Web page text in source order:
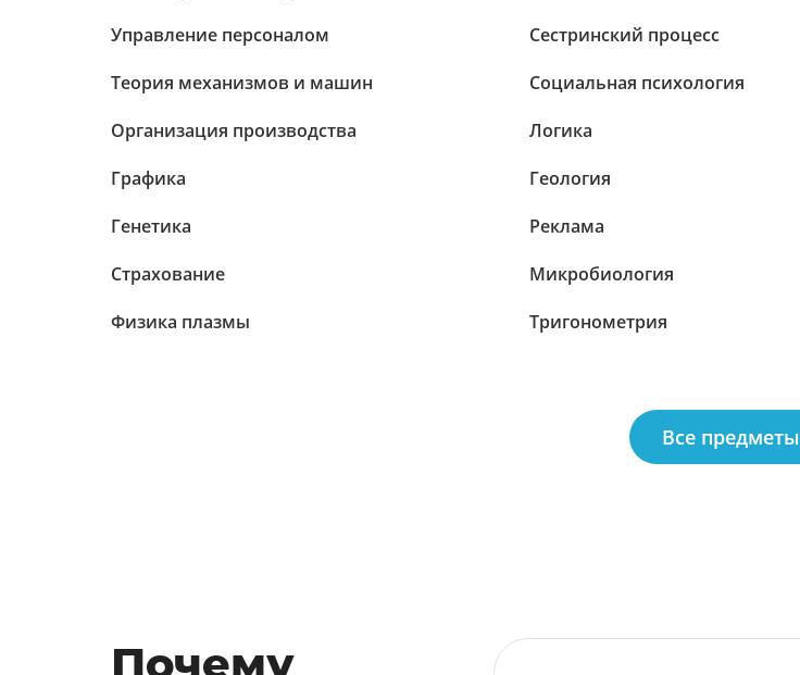
Управление персоналом
Теория механизмов и машин
Организация производства
Графика
Генетика
Страхование
Физика плазмы
Сестринский процесс
Социальная психология
Логика
Геология
Реклама
Микробиология
Тригонометрия
Все предметы
Почему